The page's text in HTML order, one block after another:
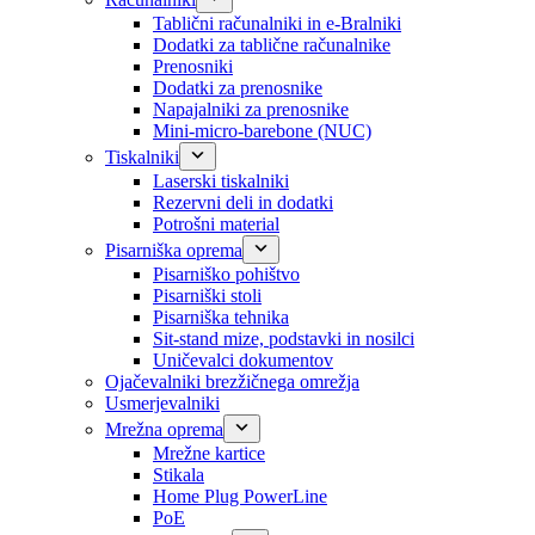
Tablični računalniki in e-Bralniki
Dodatki za tablične računalnike
Prenosniki
Dodatki za prenosnike
Napajalniki za prenosnike
Mini-micro-barebone (NUC)
Tiskalniki
Laserski tiskalniki
Rezervni deli in dodatki
Potrošni material
Pisarniška oprema
Pisarniško pohištvo
Pisarniški stoli
Pisarniška tehnika
Sit-stand mize, podstavki in nosilci
Uničevalci dokumentov
Ojačevalniki brezžičnega omrežja
Usmerjevalniki
Mrežna oprema
Mrežne kartice
Stikala
Home Plug PowerLine
PoE